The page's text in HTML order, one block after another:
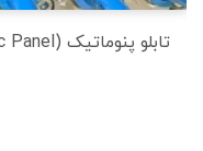
تابلو پنوماتیک (Pneumatic Panel)؛ مرکز فرمان سیستم‌های بادی